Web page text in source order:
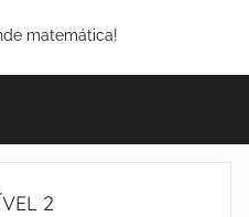
matemática!
2